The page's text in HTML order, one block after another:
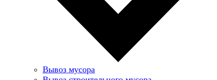
Вывоз мусора